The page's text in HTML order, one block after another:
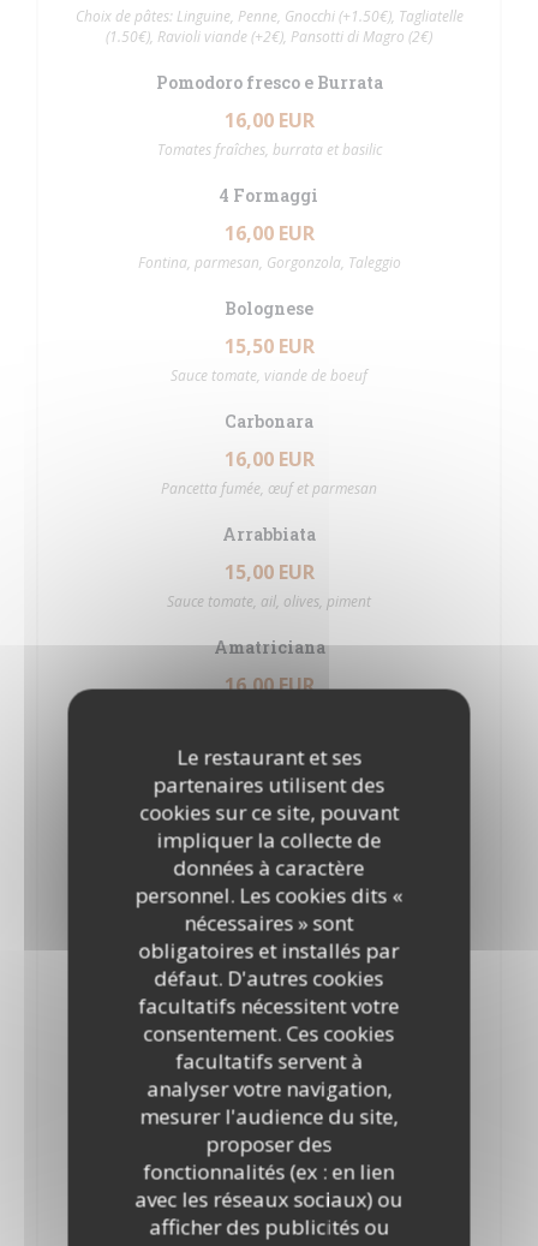
Le restaurant et ses
partenaires utilisent des
cookies sur ce site, pouvant
impliquer la collecte de
données à caractère
personnel. Les cookies dits «
nécessaires » sont
obligatoires et installés par
défaut. D'autres cookies
facultatifs nécessitent votre
consentement. Ces cookies
facultatifs servent à
analyser votre navigation,
mesurer l'audience du site,
proposer des
fonctionnalités (ex : en lien
avec les réseaux sociaux) ou
afficher des publicités ou
Choix de pâtes: Linguine, Penne, Gnocchi (+1.50€), Tagliatelle
(1.50€), Ravioli viande (+2€), Pansotti di Magro (2€)
Pomodoro fresco e Burrata
16,00 EUR
Tomates fraîches, burrata et basilic
4 Formaggi
16,00 EUR
Fontina, parmesan, Gorgonzola, Taleggio
Bolognese
15,50 EUR
Sauce tomate, viande de boeuf
Carbonara
16,00 EUR
Pancetta fumée, œuf et parmesan
Arrabbiata
15,00 EUR
Sauce tomate, ail, olives, piment
Amatriciana
16,00 EUR
Alassio
15,50 EUR
Crème, noix et parmesan
Pesto
16,50 EUR
Basilic, ail, parmesan, pignons de pin, amandes
Boscaiola
16,50 EUR
Tomate, crème, jambon blanc, champignons
Melanzane e mozzarella
16,50 EUR
Sauce tomate, aubergines et mozzarella
Funghi e Spinaci